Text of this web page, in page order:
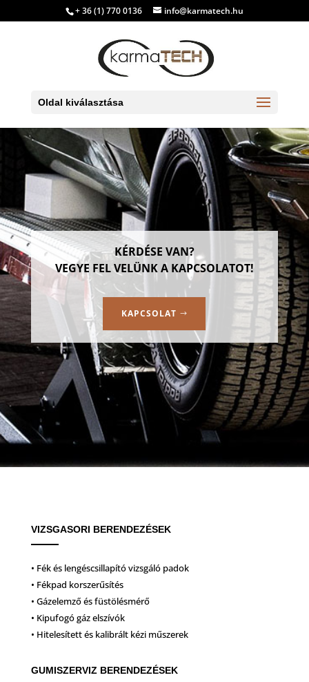
+ 36 (1) 770 0136 info@karmatech.hu
Oldal kiválasztása
KÉRDÉSE VAN?
VEGYE FEL VELÜNK A KAPCSOLATOT!
KAPCSOLAT
VIZSGASORI BERENDEZÉSEK
• Fék és lengéscsillapító vizsgáló padok
• Fékpad korszerűsítés
• Gázelemző és füstölésmérő
• Kipufogó gáz elszívók
• Hitelesített és kalibrált kézi műszerek
GUMISZERVIZ BERENDEZÉSEK